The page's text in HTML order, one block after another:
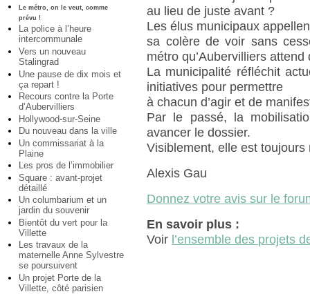
Le métro, on le veut, comme
prévu !
La police à l’heure
intercommunale
Vers un nouveau
Stalingrad
Une pause de dix mois et
ça repart !
Recours contre la Porte
d’Aubervilliers
Hollywood-sur-Seine
Du nouveau dans la ville
Un commissariat à la
Plaine
Les pros de l’immobilier
Square : avant-projet
détaillé
Un columbarium et un
jardin du souvenir
Bientôt du vert pour la
Villette
Les travaux de la
maternelle Anne Sylvestre
se poursuivent
Un projet Porte de la
Villette, côté parisien
au lieu de juste avant ?
Les élus municipaux
sa colère de voir sans
métro qu’Aubervilliers attend
La municipalité réfléchit
initiatives pour permettre
à chacun d’agir et de
Par le passé, la
avancer le dossier.
Visiblement, elle est
Alexis Gau
Donnez votre avis sur le
En savoir plus :
Voir l’ensemble des projets